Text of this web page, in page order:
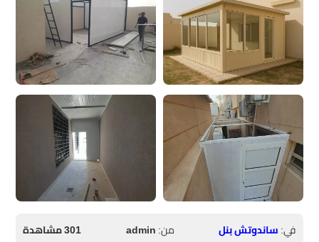
في:ساندوتش بنل من:admin
301 مشاهدة